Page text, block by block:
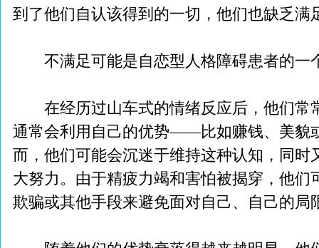
到了他们自认该得到的一切，他们也缺乏满
不满足可能是自恋型人格障碍患者的一
在经历过山车式的情绪反应后，他们常
通常会利用自己的优势——比如赚钱、美
而，他们可能会沉迷于维持这种认知，同时
大努力。由于精疲力竭和害怕被揭穿，他们
欺骗或其他手段来避免面对自己、自己的局